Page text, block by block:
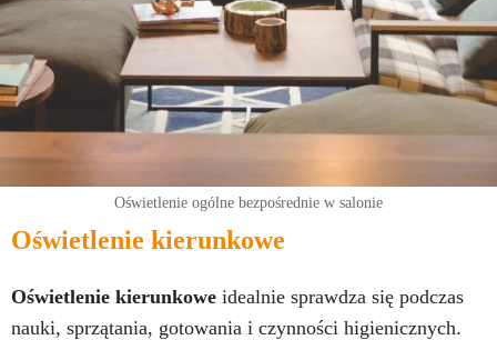
Oświetlenie ogólne bezpośrednie w salonie
Oświetlenie kierunkowe
Oświetlenie kierunkowe idealnie sprawdza się podczas
nauki, sprzątania, gotowania i czynności higienicznych.